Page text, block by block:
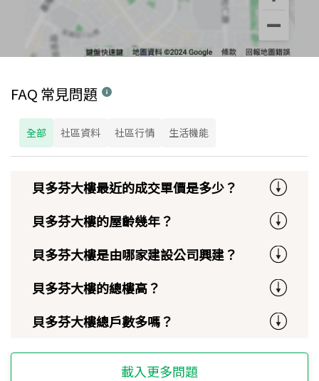
FAQ 常見問題
全部 社區資料 社區行情 生活機能
貝多芬大樓最近的成交單價是多少？
貝多芬大樓的屋齡幾年？
貝多芬大樓是由哪家建設公司興建？
貝多芬大樓的總樓高？
貝多芬大樓總戶數多嗎？
載入更多問題